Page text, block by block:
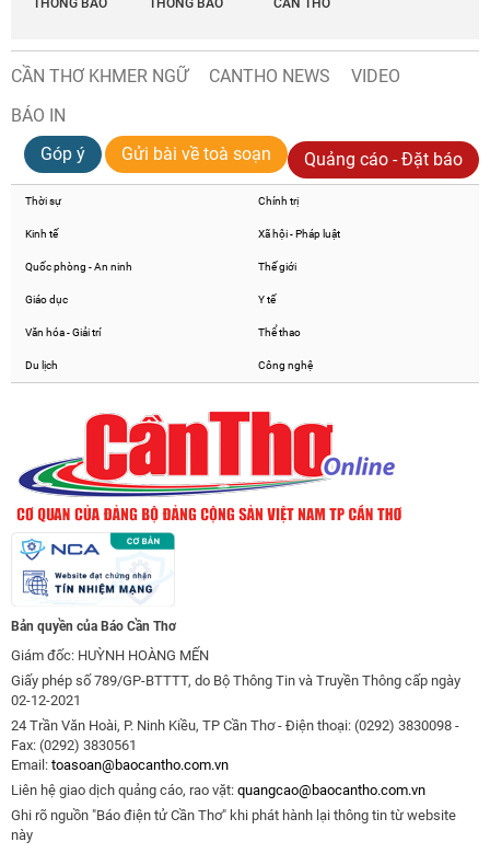
CẦN THƠ KHMER NGỮ CANTHO NEWS
VIDEO
BÁO IN
Góp ý
Gửi bài về toà soạn Quảng cáo - Đặt báo
Thời sự Chính trị
Kinh tế Xã hội - Pháp luật
Quốc phòng - An ninh Thế giới
Giáo dục Y tế
Văn hóa - Giải trí Thể thao
Du lịch Công nghệ
Bản quyền của Báo Cần Thơ
Giám đốc: HUỲNH HOÀNG MẾN
Giấy phép số 789/GP-BTTTT, do Bộ Thông Tin và Truyền Thông cấp ngày
02-12-2021
24 Trần Văn Hoài, P. Ninh Kiều, TP Cần Thơ - Điện thoại: (0292) 3830098 -
Fax: (0292) 3830561
Email: toasoan@baocantho.com.vn
Liên hệ giao dịch quảng cáo, rao vặt: quangcao@baocantho.com.vn
Ghi rõ nguồn "Báo điện tử Cần Thơ" khi phát hành lại thông tin từ website
này